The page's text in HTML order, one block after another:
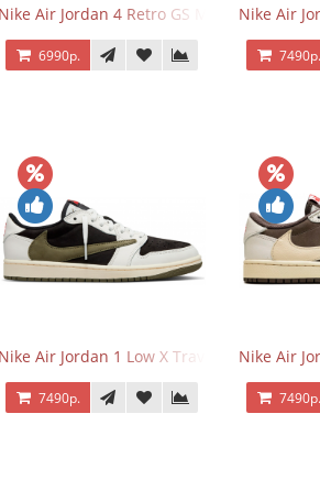
Germain
Nike Air Jordan 4 Retro GS Military Black
6990р.
Nike Air
7490р.
Black Phantom
Nike Air Jordan 1 Low X Travis Scott Olive
7490р.
Nike Air
7490р.